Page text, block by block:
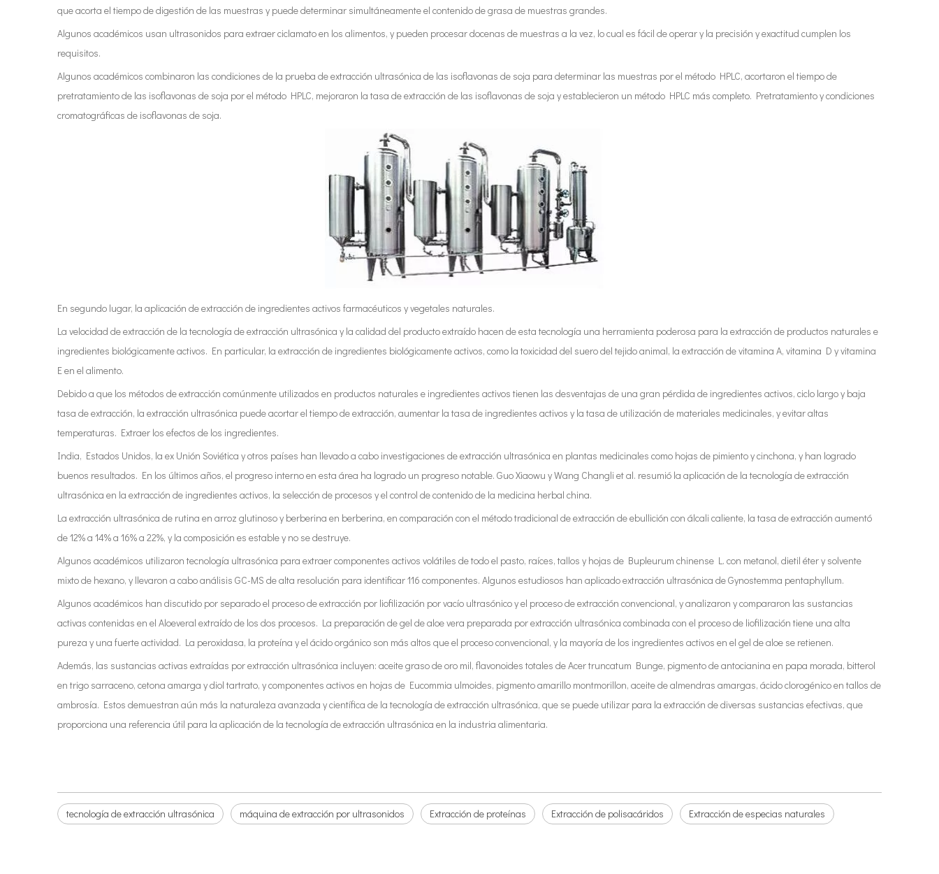
que acorta el tiempo de digestión de las muestras y puede determinar simultáneamente el contenido de grasa de muestras grandes.
Algunos académicos usan ultrasonidos para extraer ciclamato en los alimentos, y pueden procesar docenas de muestras a la vez, lo cual es fácil de operar y la precisión y exactitud cumplen los
requisitos.
Algunos académicos combinaron las condiciones de la prueba de extracción ultrasónica de las isoflavonas de soja para determinar las muestras por el método HPLC, acortaron el tiempo de
pretratamiento de las isoflavonas de soja por el método HPLC, mejoraron la tasa de extracción de las isoflavonas de soja y establecieron un método HPLC más completo. Pretratamiento y condiciones
cromatográficas de isoflavonas de soja.
En segundo lugar, la aplicación de extracción de ingredientes activos farmacéuticos y vegetales naturales.
La velocidad de extracción de la tecnología de extracción ultrasónica y la calidad del producto extraído hacen de esta tecnología una herramienta poderosa para la extracción de productos naturales e
ingredientes biológicamente activos. En particular, la extracción de ingredientes biológicamente activos, como la toxicidad del suero del tejido animal, la extracción de vitamina A, vitamina D y vitamina
E en el alimento.
Debido a que los métodos de extracción comúnmente utilizados en productos naturales e ingredientes activos tienen las desventajas de una gran pérdida de ingredientes activos, ciclo largo y baja
tasa de extracción, la extracción ultrasónica puede acortar el tiempo de extracción, aumentar la tasa de ingredientes activos y la tasa de utilización de materiales medicinales, y evitar altas
temperaturas. Extraer los efectos de los ingredientes.
India, Estados Unidos, la ex Unión Soviética y otros países han llevado a cabo investigaciones de extracción ultrasónica en plantas medicinales como hojas de pimiento y cinchona, y han logrado
buenos resultados. En los últimos años, el progreso interno en esta área ha logrado un progreso notable. Guo Xiaowu y Wang Changli et al. resumió la aplicación de la tecnología de extracción
ultrasónica en la extracción de ingredientes activos, la selección de procesos y el control de contenido de la medicina herbal china.
La extracción ultrasónica de rutina en arroz glutinoso y berberina en berberina, en comparación con el método tradicional de extracción de ebullición con álcali caliente, la tasa de extracción aumentó
de 12% a 14% a 16% a 22%, y la composición es estable y no se destruye.
Algunos académicos utilizaron tecnología ultrasónica para extraer componentes activos volátiles de todo el pasto, raíces, tallos y hojas de Bupleurum chinense L. con metanol, dietil éter y solvente
mixto de hexano, y llevaron a cabo análisis GC-MS de alta resolución para identificar 116 componentes. Algunos estudiosos han aplicado extracción ultrasónica de Gynostemma pentaphyllum.
Algunos académicos han discutido por separado el proceso de extracción por liofilización por vacío ultrasónico y el proceso de extracción convencional, y analizaron y compararon las sustancias
activas contenidas en el Aloeveral extraído de los dos procesos. La preparación de gel de aloe vera preparada por extracción ultrasónica combinada con el proceso de liofilización tiene una alta
pureza y una fuerte actividad. La peroxidasa, la proteína y el ácido orgánico son más altos que el proceso convencional, y la mayoría de los ingredientes activos en el gel de aloe se retienen.
Además, las sustancias activas extraídas por extracción ultrasónica incluyen: aceite graso de oro mil, flavonoides totales de Acer truncatum Bunge, pigmento de antocianina en papa morada, bitterol
en trigo sarraceno, cetona amarga y diol tartrato, y componentes activos en hojas de Eucommia ulmoides, pigmento amarillo montmorillon, aceite de almendras amargas, ácido clorogénico en tallos de
ambrosía. Estos demuestran aún más la naturaleza avanzada y científica de la tecnología de extracción ultrasónica, que se puede utilizar para la extracción de diversas sustancias efectivas, que
proporciona una referencia útil para la aplicación de la tecnología de extracción ultrasónica en la industria alimentaria.
tecnología de extracción ultrasónica máquina de extracción por ultrasonidos Extracción de proteínas Extracción de polisacáridos Extracción de especias naturales